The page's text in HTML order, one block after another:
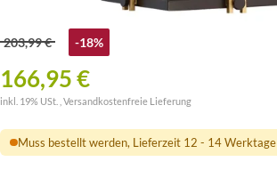
203,99 € -18%
166,95 €
inkl. 19% USt. , Versandkostenfreie Lieferung
Muss bestellt werden, Lieferzeit 12 - 14 Werktage